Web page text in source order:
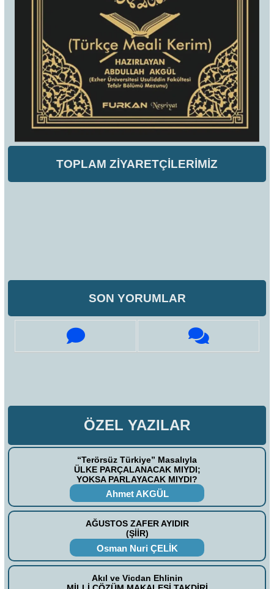
TOPLAM ZİYARETÇİLERİMİZ
SON YORUMLAR
ÖZEL YAZILAR
“Terörsüz Türkiye” Masalıyla
ÜLKE PARÇALANACAK MIYDI;
YOKSA PARLAYACAK MIYDI?
Ahmet AKGÜL
AĞUSTOS ZAFER AYIDIR
(ŞİİR)
Osman Nuri ÇELİK
Akıl ve Vicdan Ehlinin